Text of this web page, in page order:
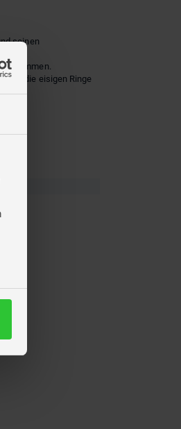
seinen
stammen.
die eisigen Ringe